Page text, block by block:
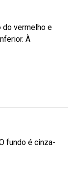
do vermelho e
À
fundo é cinza-